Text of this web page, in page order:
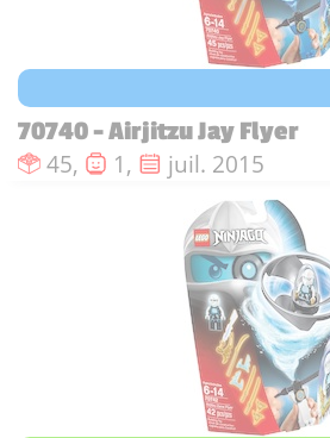
70740 - Airjitzu Jay Flyer
Nombre de pièces :
45, Nombre de figurines :
1, Date de sortie :
juil. 2015